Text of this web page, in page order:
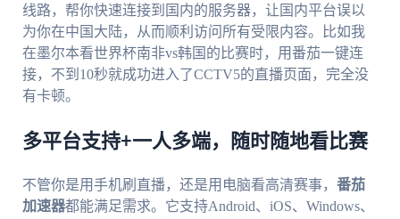
线路，帮你快速连接到国内的服务器，让国内平台误以
为你在中国大陆，从而顺利访问所有受限内容。比如我
在墨尔本看世界杯南非vs韩国的比赛时，用番茄一键连
接，不到10秒就成功进入了CCTV5的直播页面，完全没
有卡顿。
多平台支持+一人多端，随时随地看比赛
不管你是用手机刷直播，还是用电脑看高清赛事， 番茄
加速器都能满足需求。它支持Android、iOS、Windows、